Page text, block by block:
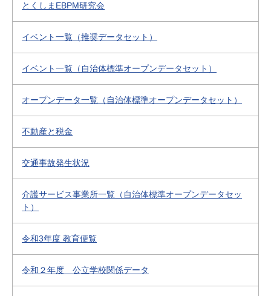
とくしまEBPM研究会
イベント一覧（推奨データセット）
イベント一覧（自治体標準オープンデータセット）
オープンデータ一覧（自治体標準オープンデータセット）
不動産と税金
交通事故発生状況
介護サービス事業所一覧（自治体標準オープンデータセッ
ト）
令和3年度 教育便覧
令和２年度 公立学校関係データ